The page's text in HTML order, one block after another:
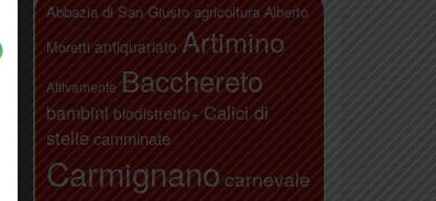
Abbazia di San Giusto agricoltura Alberto
Moretti antiquariato Artimino
Attivamente Bacchereto
bambini biodistretto+ Calici di
stelle camminate
Carmignano carnevale